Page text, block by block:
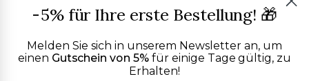
PRODUKTE
Tischwäsche
Badtextilien
Maßanleitung RATGEBER
RATGEBER
-5% für Ihre erste Bestellung! 🎁
Melden Sie sich in unserem Newsletter an, um
einen Gutschein von 5% für einige Tage gültig, zu
Erhalten!